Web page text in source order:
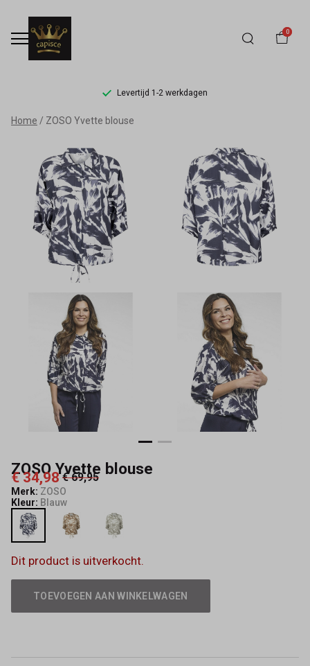
0
Levertijd 1-2 werkdagen
ZOSO
Yvette
blouse
Capisce
Mode
Home ZOSO Yvette blouse
ZOSO Yvette blouse
€ 34,98 € 69,95
Merk: ZOSO
Kleur: Blauw
Dit product is uitverkocht.
TOEVOEGEN AAN WINKELWAGEN